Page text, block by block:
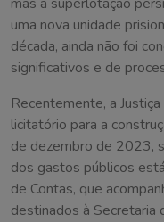
uma nova unidade
década, ainda não foi
significativos e de
Recentemente, a
licitatório para a
de dezembro de 2023,
dos gastos públicos
de Contas, que
destinados à Secretaria